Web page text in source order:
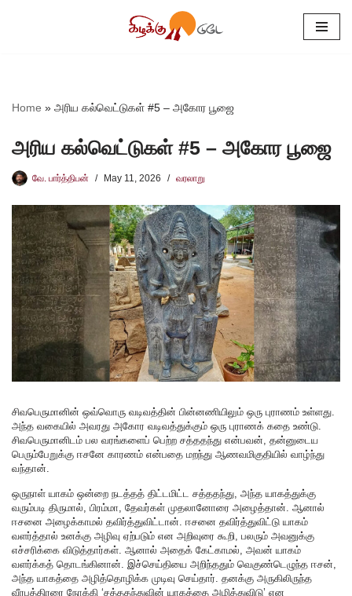
Home » அரிய கல்வெட்டுகள் #5 – அகோர பூஜை
அரிய கல்வெட்டுகள் #5 – அகோர பூஜை
வே. பார்த்திபன் May 11, 2026 வரலாறு
சிவபெருமானின் ஒவ்வொரு வடிவத்தின் பின்னணியிலும் ஒரு புராணம் உள்ளது.
அந்த வகையில் அவரது அகோர வடிவத்துக்கும் ஒரு புராணக் கதை உண்டு.
சிவபெருமானிடம் பல வரங்களைப் பெற்ற சத்ததந்து என்பவன், தன்னுடைய
பெரும்பேறுக்கு ஈசனே காரணம் என்பதை மறந்து ஆணவமிகுதியில் வாழ்ந்து
வந்தான்.
ஒருநாள் யாகம் ஒன்றை நடத்தத் திட்டமிட்ட சத்ததந்து, அந்த யாகத்துக்கு
வரும்படி திருமால், பிரம்மா, தேவர்கள் முதலானோரை அழைத்தான். ஆனால்
ஈசனை அழைக்காமல் தவிர்த்துவிட்டான். ஈசனை தவிர்த்துவிட்டு யாகம்
வளர்த்தால் உனக்கு அழிவு ஏற்படும் என அறிவுரை கூறி, பலரும் அவனுக்கு
எச்சரிக்கை விடுத்தார்கள். ஆனால் அதைக் கேட்காமல், அவன் யாகம்
வளர்க்கத் தொடங்கினான். இச்செய்தியை அறிந்ததும் வெகுண்டெழுந்த ஈசன்,
அந்த யாகத்தை அழித்தொழிக்க முடிவு செய்தார். தனக்கு அருகிலிருந்த
வீரபத்திரரை நோக்கி ‘சத்ததந்துவின் யாகத்தை அழித்துவிடு’ என